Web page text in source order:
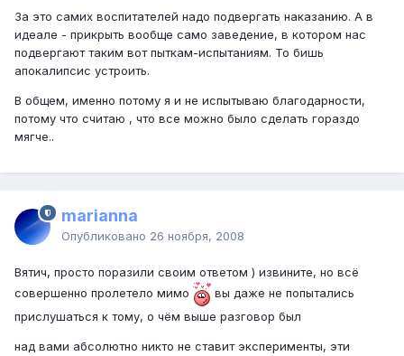
За это самих воспитателей надо подвергать наказанию. А в
идеале - прикрыть вообще само заведение, в котором нас
подвергают таким вот пыткам-испытаниям. То бишь
апокалипсис устроить.
В общем, именно потому я и не испытываю благодарности,
потому что считаю , что все можно было сделать гораздо
мягче..
marianna
Опубликовано 26 ноября, 2008
Вятич, просто поразили своим ответом ) извините, но всё
совершенно пролетело мимо
вы даже не попытались
прислушаться к тому, о чём выше разговор был
над вами абсолютно никто не ставит эксперименты, эти